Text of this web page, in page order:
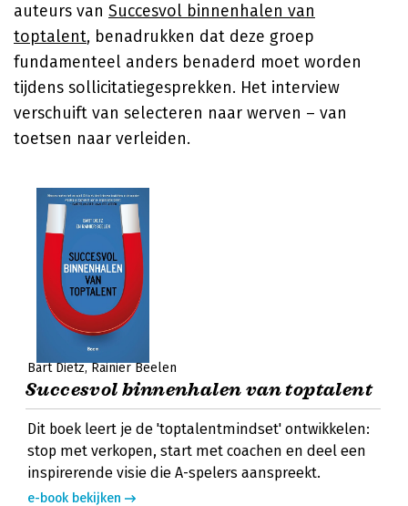
auteurs van Succesvol binnenhalen van
toptalent, benadrukken dat deze groep
fundamenteel anders benaderd moet worden
tijdens sollicitatiegesprekken. Het interview
verschuift van selecteren naar werven – van
toetsen naar verleiden.
Bart Dietz Rainier Beelen
Succesvol binnenhalen van toptalent
Dit boek leert je de 'toptalentmindset' ontwikkelen:
stop met verkopen, start met coachen en deel een
inspirerende visie die A-spelers aanspreekt.
e-book bekijken